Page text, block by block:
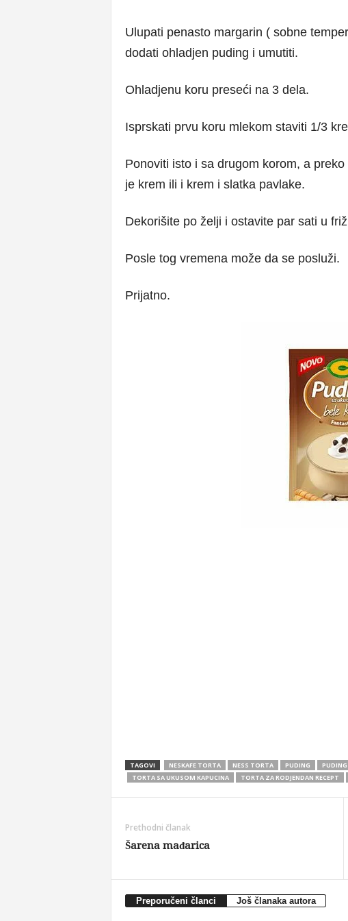
Ulupati penasto margarin ( sobne
dodati ohladjen puding i umutiti.
Ohladjenu koru preseći na 3 dela.
Isprskati prvu koru mlekom staviti 1/3
Ponoviti isto i sa drugom korom, a
je krem ili i krem i slatka pavlake.
Dekorišite po želji i ostavite par sati u
Posle tog vremena može da se posluži.
Prijatno.
TAGOVI NESKAFE TORTA NESS TORTA PUDING
TORTA SA UKUSOM KAPUCINA
TORTA ZA RODJENDAN RECEPT
Prethodni članak
Šarena mađarica
Preporučeni članci Još članaka autora